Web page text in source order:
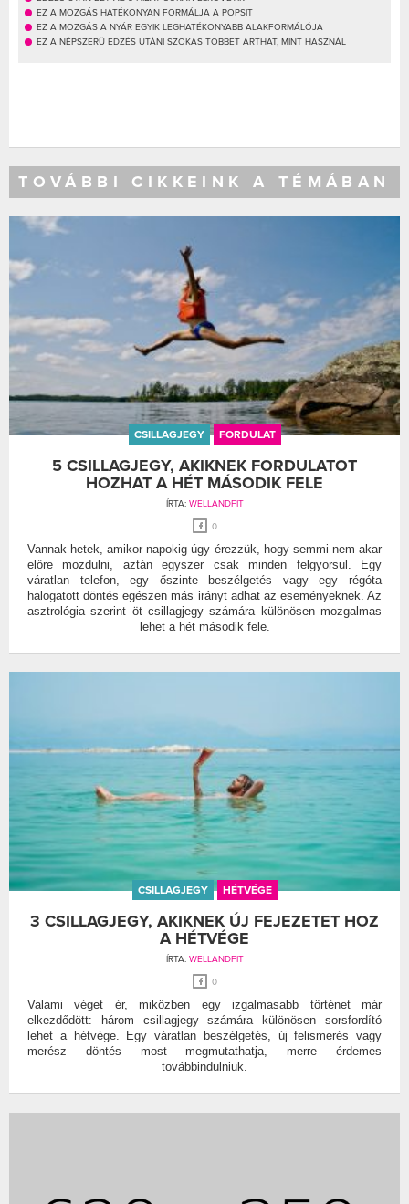
EZ A MOZGÁS HATÉKONYAN FORMÁLJA A POPSIT
EZ A MOZGÁS A NYÁR EGYIK LEGHATÉKONYABB ALAKFORMÁLÓJA
EZ A NÉPSZERŰ EDZÉS UTÁNI SZOKÁS TÖBBET ÁRTHAT, MINT HASZNÁL
TOVÁBBI CIKKEINK A TÉMÁBAN
CSILLAGJEGY FORDULAT
5 CSILLAGJEGY, AKIKNEK FORDULATOT
HOZHAT A HÉT MÁSODIK FELE
ÍRTA: WELLANDFIT
0
Vannak hetek, amikor napokig úgy érezzük, hogy semmi nem akar
előre mozdulni, aztán egyszer csak minden felgyorsul. Egy
váratlan telefon, egy őszinte beszélgetés vagy egy régóta
halogatott döntés egészen más irányt adhat az eseményeknek. Az
asztrológia szerint öt csillagjegy számára különösen mozgalmas
lehet a hét második fele.
CSILLAGJEGY HÉTVÉGE
3 CSILLAGJEGY, AKIKNEK ÚJ FEJEZETET HOZ
A HÉTVÉGE
ÍRTA: WELLANDFIT
0
Valami véget ér, miközben egy izgalmasabb történet már
elkezdődött: három csillagjegy számára különösen sorsfordító
lehet a hétvége. Egy váratlan beszélgetés, új felismerés vagy
merész döntés most megmutathatja, merre érdemes
továbbindulniuk.